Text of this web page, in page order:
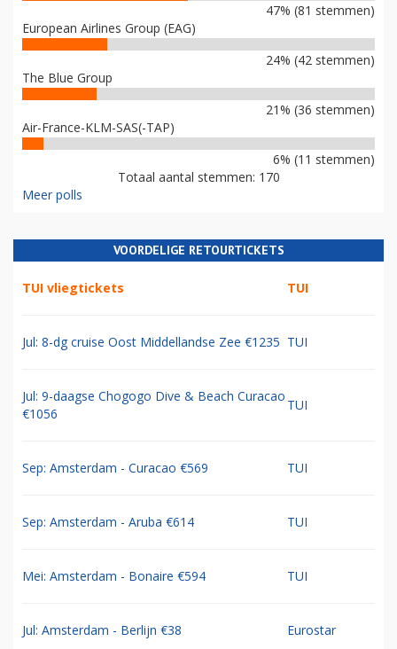
47% (81 stemmen)
European Airlines Group (EAG)
24% (42 stemmen)
The Blue Group
21% (36 stemmen)
Air-France-KLM-SAS(-TAP)
6% (11 stemmen)
Totaal aantal stemmen: 170
Meer polls
VOORDELIGE RETOURTICKETS
TUI vliegtickets TUI
Jul: 8-dg cruise Oost Middellandse Zee €1235 TUI
Jul: 9-daagse Chogogo Dive & Beach Curacao
€1056
TUI
Sep: Amsterdam - Curacao €569 TUI
Sep: Amsterdam - Aruba €614 TUI
Mei: Amsterdam - Bonaire €594 TUI
Jul: Amsterdam - Berlijn €38 Eurostar